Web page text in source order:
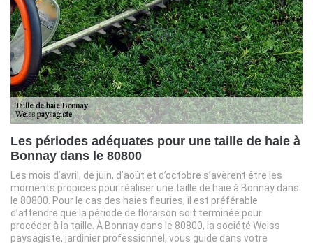
Les périodes adéquates pour une taille de haie à
Bonnay dans le 80800
Les mois d’avril, de juin, d’août et d’octobre s’avèrent être les
moments propices pour réaliser une taille de haie à Bonnay dans
le 80800. Pour le cas des haies fleuries, il est préférable
d’attendre que la période de floraison soit terminée pour
procéder à la taille. À Bonnay dans le 80800, la société Weiss
paysagiste, jardinier professionnel, vous guide dans votre